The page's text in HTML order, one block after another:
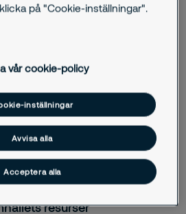
inom industrisäkerhet kombineras
ett arbetssätt där vi
identifierar risker, stöttar i
förebygger olyckor och
följs.
resurser
på "Cookie-inställningar".
vår cookie-policy
inställningar
Avvisa alla
Acceptera alla